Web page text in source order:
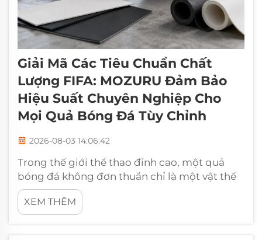
Giải Mã Các Tiêu Chuẩn Chất
Lượng FIFA: MOZURU Đảm Bảo
Hiệu Suất Chuyên Nghiệp Cho
Mọi Quả Bóng Đá Tùy Chỉnh
2026-08-03 14:06:42
Trong thế giới thể thao đỉnh cao, một quả
bóng đá không đơn thuần chỉ là một vật thể
hình cầu. Đó là một sản phẩm kỹ thuật chính
xác. Đối với người mua B2B và chủ thương
hiệu, nhãn hiệu "FIFA Quality" là tiêu chuẩn
XEM THÊM